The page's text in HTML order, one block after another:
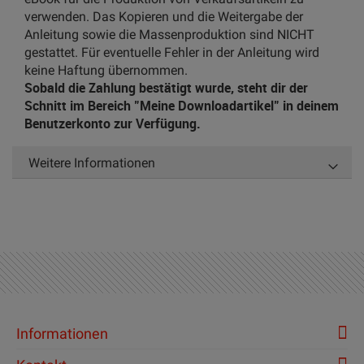
verwenden. Das Kopieren und die Weitergabe der
Anleitung sowie die Massenproduktion sind NICHT
gestattet. Für eventuelle Fehler in der Anleitung wird
keine Haftung übernommen.
Sobald die Zahlung bestätigt wurde, steht dir der
Schnitt im Bereich "Meine Downloadartikel" in deinem
Benutzerkonto zur Verfügung.
Weitere Informationen
Informationen